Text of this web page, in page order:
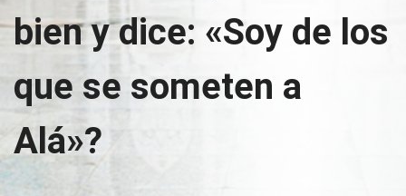
bien y dice: «Soy de los
que se someten a
Alá»?